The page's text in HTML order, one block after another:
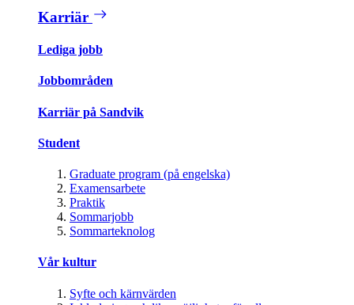
Karriär
Lediga jobb
Jobbområden
Karriär på Sandvik
Student
Graduate program (på engelska)
Examensarbete
Praktik
Sommarjobb
Sommarteknolog
Vår kultur
Syfte och kärnvärden